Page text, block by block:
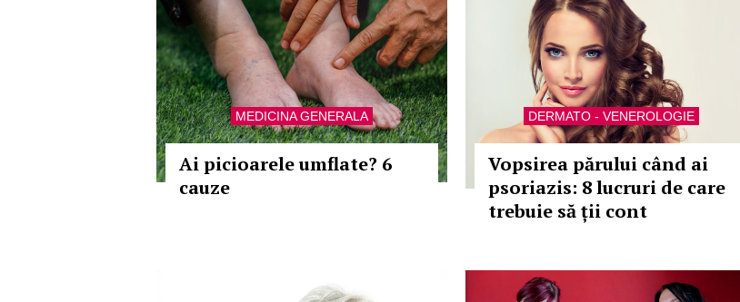
MEDICINA GENERALA
Ai picioarele umflate? 6
cauze
DERMATO - VENEROLOGIE
Vopsirea părului când ai
psoriazis: 8 lucruri de care
trebuie să ții cont